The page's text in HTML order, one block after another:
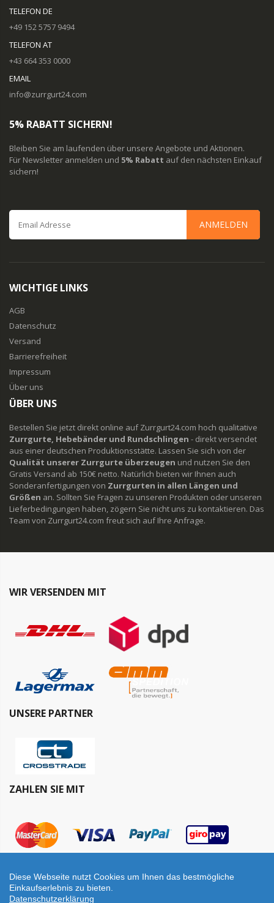
TELEFON DE
+49 152 5757 9494
TELEFON AT
+43 664 353 0000
EMAIL
info@zurrgurt24.com
5% RABATT SICHERN!
Bleiben Sie am laufenden über unsere Angebote und Aktionen.
Für Newsletter anmelden und 5% Rabatt auf den nächsten Einkauf
sichern!
ANMELDEN
WICHTIGE LINKS
AGB
Datenschutz
Versand
Barrierefreiheit
Impressum
Über uns
ÜBER UNS
Bestellen Sie jetzt direkt online auf Zurrgurt24.com hoch qualitative
Zurrgurte, Hebebänder und Rundschlingen - direkt versendet
aus einer deutschen Produktionsstätte. Lassen Sie sich von der
Qualität unserer Zurrgurte überzeugen und nutzen Sie den
Gratis Versand ab 150€ netto. Natürlich bieten wir Ihnen auch
Sonderanfertigungen von Zurrgurten in allen Längen und
Größen an. Sollten Sie Fragen zu unseren Produkten oder unseren
Lieferbedingungen haben, zögern Sie nicht uns zu kontaktieren. Das
Team von Zurrgurt24.com freut sich auf Ihre Anfrage.
WIR VERSENDEN MIT
UNSERE PARTNER
ZAHLEN SIE MIT
Diese Webseite nutzt Cookies um Ihnen das bestmögliche
Einkaufserlebnis zu bieten.
Datenschutzerklärung